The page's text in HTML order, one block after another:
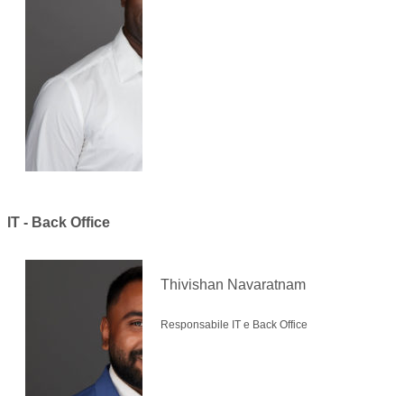
IT - Back Office
Thivishan Navaratnam
Responsabile IT e Back Office